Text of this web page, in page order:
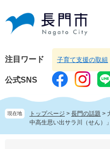
頭
す。
飛
し
本
文
へ
注目ワード 子育て支援の取組
公式SNS
現在地 トップページ > 長門の話題 >
中高生思い出サラ川（せん）